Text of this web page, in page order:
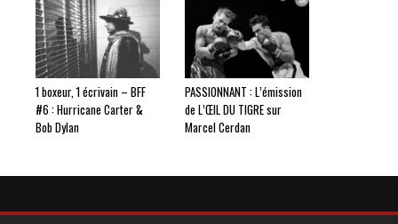
1 boxeur, 1 écrivain – BFF
#6 : Hurricane Carter &
Bob Dylan
PASSIONNANT : L’émission
de L’ŒIL DU TIGRE sur
Marcel Cerdan